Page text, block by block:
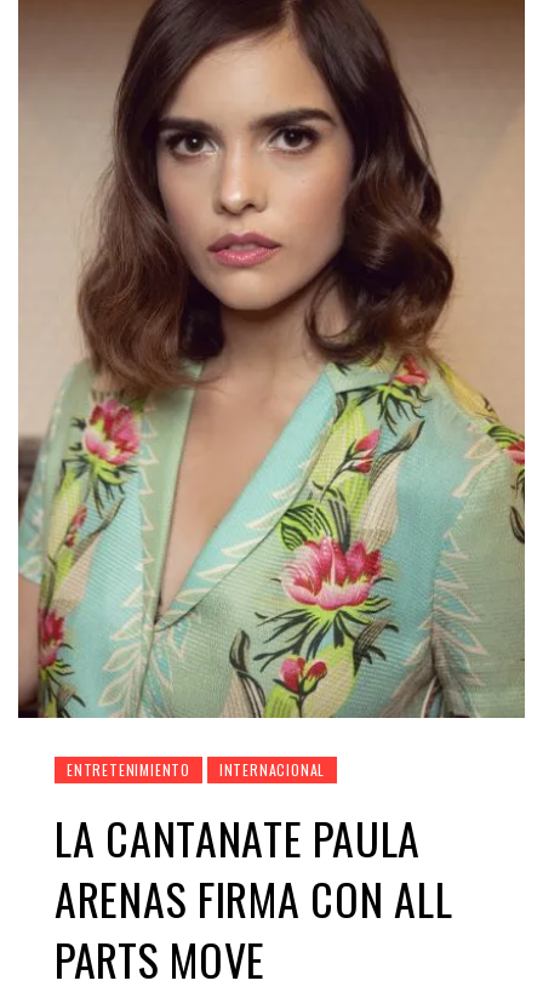
ENTRETENIMIENTO INTERNACIONAL
LA CANTANATE PAULA
ARENAS FIRMA CON ALL
PARTS MOVE